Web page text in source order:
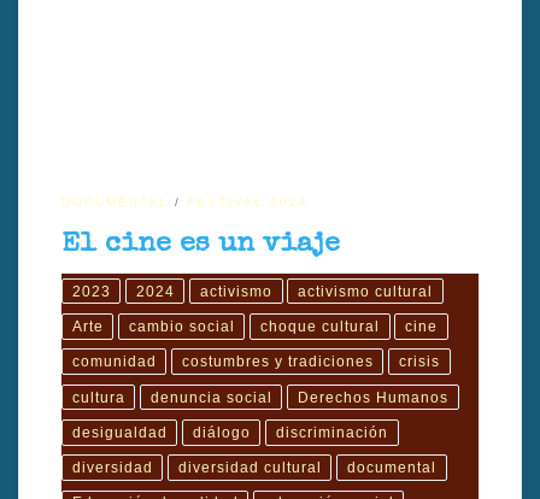
DOCUMENTAL FESTIVAL 2024
El cine es un viaje
2023 2024 activismo activismo cultural
Arte cambio social choque cultural cine
comunidad costumbres y tradiciones crisis
cultura denuncia social Derechos Humanos
desigualdad diálogo discriminación
diversidad diversidad cultural documental